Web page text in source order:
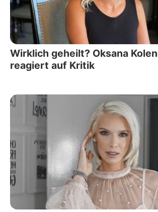
Wirklich geheilt? Oksana
reagiert auf Kritik